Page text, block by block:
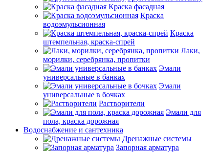
Краска фасадная
Краска
водоэмульсионная
Краска
штемпельная, краска-спрей
Лаки,
морилки, серебрянка, пропитки
Эмали
универсальные в банках
Эмали
универсальные в бочках
Растворители
Эмали для
пола, краска дорожная
Водоснабжение и сантехника
Дренажные системы
Запорная арматура